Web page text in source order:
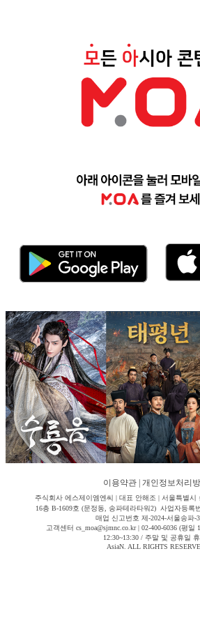
이용약관 개인정보처리
주식회사 에스제이엠엔씨 | 대표 안해조 | 서울특별시
16층 B-1609호 (문정동, 송파테라타워2) 사업자등록
매업 신고번호 제-2024-서울송파-
고객센터 cs_moa@sjmnc.co.kr | 02-400-6036 (평일
12:30~13:30 / 주말 및 공휴일
AsiaN. ALL RIGHTS